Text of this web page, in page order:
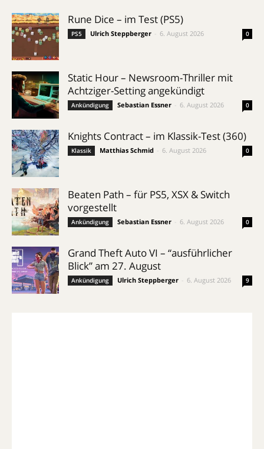
Rune Dice – im Test (PS5)
PS5 Ulrich Steppberger 6. August 2026 0
Static Hour – Newsroom-Thriller mit
Achtziger-Setting angekündigt
Ankündigung Sebastian Essner 6. August 2026 0
Knights Contract – im Klassik-Test (360)
Klassik Matthias Schmid 6. August 2026 0
Beaten Path – für PS5, XSX & Switch
vorgestellt
Ankündigung Sebastian Essner 6. August 2026 0
Grand Theft Auto VI – “ausführlicher
Blick” am 27. August
Ankündigung Ulrich Steppberger 6. August 2026 9